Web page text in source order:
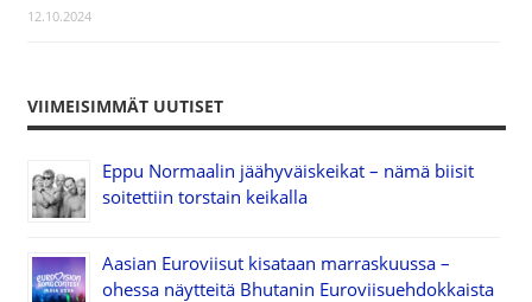
12.10.2024
VIIMEISIMMÄT UUTISET
Eppu Normaalin jäähyväiskeikat – nämä biisit
soitettiin torstain keikalla
Aasian Euroviisut kisataan marraskuussa –
ohessa näytteitä Bhutanin Euroviisuehdokkaista